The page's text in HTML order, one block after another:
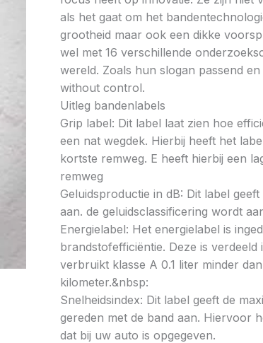
als het gaat om het
grootheid maar ook een dikke
wel met 16 verschillende
wereld. Zoals hun slogan passend
without control.
Uitleg bandenlabels
Grip label: Dit label laat zien hoe
een nat wegdek. Hierbij heeft het
kortste remweg. E heeft hierbij een
remweg
Geluidsproductie in dB: Dit label
aan. de geluidsclassificering wordt
Energielabel: Het energielabel is
brandstofefficiëntie. Deze is verdeeld
verbruikt klasse A 0.1 liter minder
kilometer.&nbsp:
Snelheidsindex: Dit label geeft de
gereden met de band aan. Hiervoor
dat bij uw auto is opgegeven.